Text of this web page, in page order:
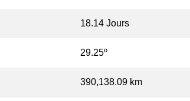
18.14 Jours
29.25º
390,138.09 km